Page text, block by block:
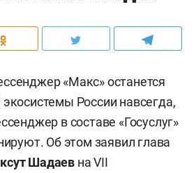
«Макс» останется
России навсегда,
в составе «Госуслуг»
Об этом заявил глава
Шадаев на VII